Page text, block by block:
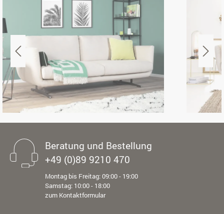
Beratung und Bestellung
+49 (0)89 9210 470
Montag bis Freitag: 09:00 - 19:00
Samstag: 10:00 - 18:00
zum Kontaktformular